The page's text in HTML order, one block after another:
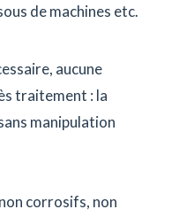
de machines etc.
aucune
traitement : la
manipulation
corrosifs, non